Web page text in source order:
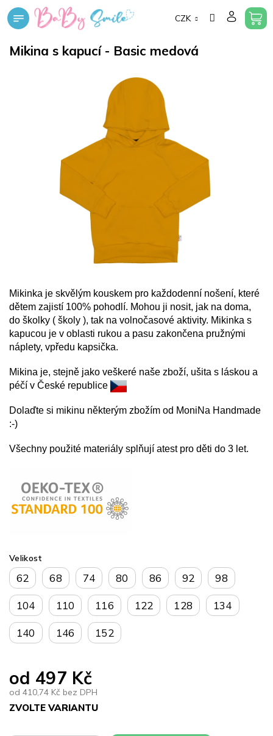
Přejít
na
CZK
Mikina s kapucí - Basic medová
od 497 Kč
od 410,74 Kč bez DPH
ZVOLTE VARIANTU
Velikost
62 68 74 80 86 92 98
104 110 116 122 128 134
140 146 152
Mikinka je skvělým kouskem pro každodenní nošení, které
dětem zajistí 100% pohodlí. Mohou ji nosit, jak na doma,
do školky ( školy ), tak na volnočasové aktivity. Mikinka s
kapucou je v oblasti rukou a pasu zakončena pružnými
náplety, vpředu kapsička.
Mikina je, stejně jako veškeré naše zboží, ušita s láskou a
péčí v České republice
Dolaďte si mikinu některým zbožím od MoniNa Handmade
:-)
Všechny použité materiály splňují atest pro děti do 3 let.